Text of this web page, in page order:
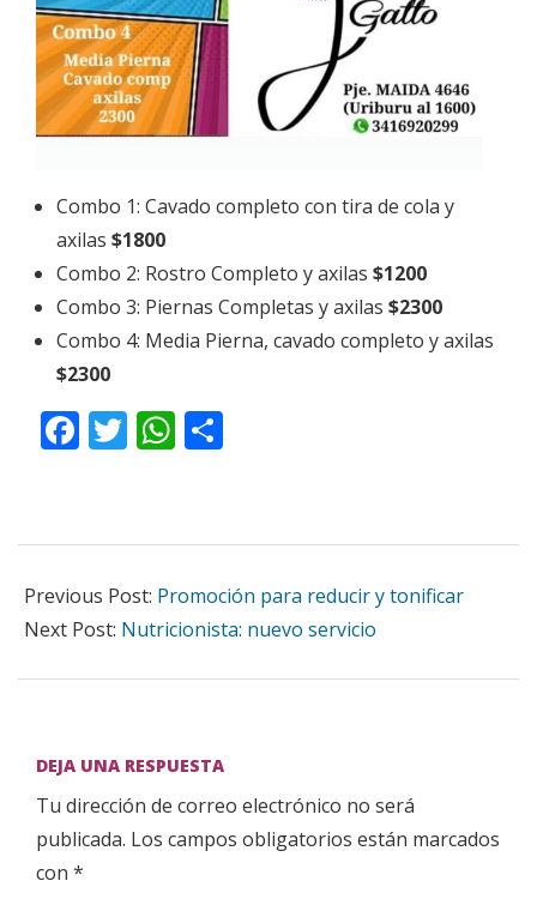
Combo 1: Cavado completo con tira de cola y
axilas$1800
Combo 2: Rostro Completo y axilas$1200
Combo 3: Piernas Completas y axilas$2300
Combo 4: Media Pierna, cavado completo y axilas
$2300
Facebook
TwitterWhatsApp
06-
27
Previous Post: Promoción para reducir y tonificar
Next Post: Nutricionista: nuevo servicio
DEJA UNA RESPUESTA
Tu dirección de correo electrónico no será
publicada. Los campos obligatorios están marcados
con *